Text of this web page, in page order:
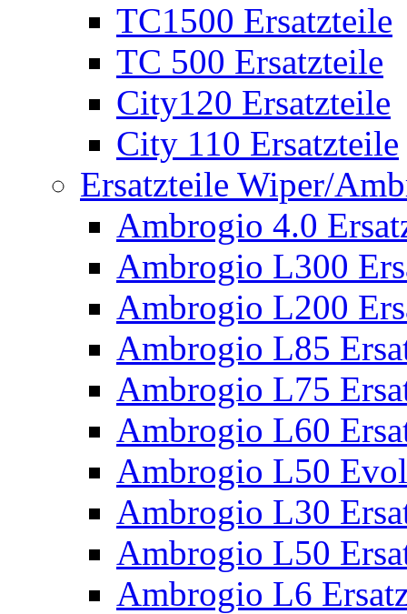
TC1500 Ersatzteile
TC 500 Ersatzteile
City120 Ersatzteile
City 110 Ersatzteile
Ersatzteile Wiper/
Ambrogio 4.0
Ambrogio L300
Ambrogio L200
Ambrogio L85
Ambrogio L75
Ambrogio L60
Ambrogio L50
Ambrogio L30
Ambrogio L50
Ambrogio L6